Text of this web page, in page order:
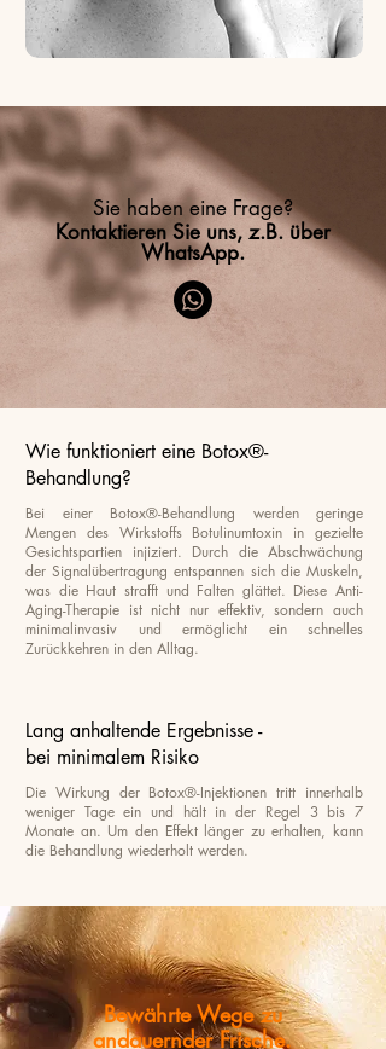
Sie haben eine Frage?
Kontaktieren Sie uns, z.B. über
WhatsApp.
Wie funktioniert eine Botox®-
Behandlung?
Bei einer Botox®-Behandlung werden geringe
Mengen des Wirkstoffs Botulinumtoxin in gezielte
Gesichtspartien injiziert. Durch die Abschwächung
der Signalübertragung entspannen sich die Muskeln,
was die Haut strafft und Falten glättet. Diese Anti-
Aging-Therapie ist nicht nur effektiv, sondern auch
minimalinvasiv und ermöglicht ein schnelles
Zurückkehren in den Alltag.
Lang anhaltende Ergebnisse -
bei minimalem Risiko
Die Wirkung der Botox®-Injektionen tritt innerhalb
weniger Tage ein und hält in der Regel 3 bis 7
Monate an. Um den Effekt länger zu erhalten, kann
die Behandlung wiederholt werden.
Bewährte Wege zu
andauernder Frische.